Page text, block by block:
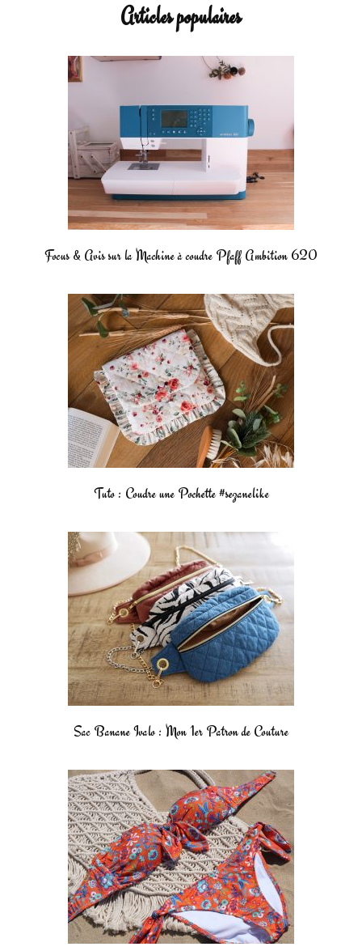
Articles populaires
Focus & Avis sur la Machine à coudre Pfaff Ambition 620
Tuto : Coudre une Pochette #sezanelike
Sac Banane Ivalo : Mon 1er Patron de Couture